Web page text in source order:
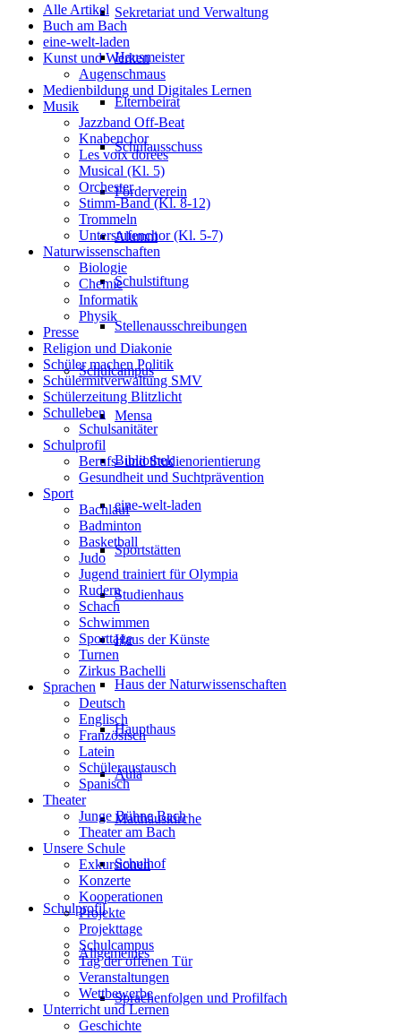
Sekretariat und Verwaltung
Hausmeister
Elternbeirat
Schulausschuss
Förderverein
Alumni
Schulstiftung
Stellenausschreibungen
Schulcampus
Mensa
Bibliothek
eine-welt-laden
Sportstätten
Studienhaus
Haus der Künste
Haus der Naturwissenschaften
Haupthaus
Aula
Matthäuskirche
Schulhof
Schulprofil
Allgemeines
Sprachenfolgen und Profilfach
Alle Artikel
Buch am Bach
eine-welt-laden
Kunst und Werken
Augenschmaus
Medienbildung und Digitales Lernen
Musik
Jazzband Off-Beat
Knabenchor
Les voix dorées
Musical (Kl. 5)
Orchester
Stimm-Band (Kl. 8-12)
Trommeln
Unterstufenchor (Kl. 5-7)
Naturwissenschaften
Biologie
Chemie
Informatik
Physik
Presse
Religion und Diakonie
Schüler machen Politik
Schülermitverwaltung SMV
Schülerzeitung Blitzlicht
Schulleben
Schulsanitäter
Schulprofil
Berufs- und Studienorientierung
Gesundheit und Suchtprävention
Sport
Bachlauf
Badminton
Basketball
Judo
Jugend trainiert für Olympia
Rudern
Schach
Schwimmen
Sporttage
Turnen
Zirkus Bachelli
Sprachen
Deutsch
Englisch
Französisch
Latein
Schüleraustausch
Spanisch
Theater
Junge Bühne Bach
Theater am Bach
Unsere Schule
Exkursionen
Konzerte
Kooperationen
Projekte
Projekttage
Schulcampus
Tag der offenen Tür
Veranstaltungen
Wettbewerbe
Unterricht und Lernen
Geschichte